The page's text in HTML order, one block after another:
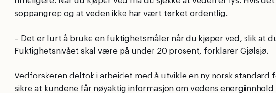
soppangrep og at veden ikke har vært tørket ordentlig.
– Det er lurt å bruke en fuktighetsmåler når du kjøper ved, slik at
Fuktighetsnivået skal være på under 20 prosent, forklarer Gjølsjø.
Vedforskeren deltok i arbeidet med å utvikle en ny norsk standard
sikre at kundene får nøyaktig informasjon om vedens energiinnhold